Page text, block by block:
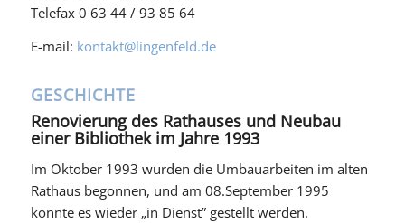
Telefax 0 63 44 / 93 85 64
E-mail: kontakt@lingenfeld.de
GESCHICHTE
Renovierung des Rathauses und Neubau
einer Bibliothek im Jahre 1993
Im Oktober 1993 wurden die Umbauarbeiten im alten
Rathaus begonnen, und am 08.September 1995
konnte es wieder „in Dienst” gestellt werden.